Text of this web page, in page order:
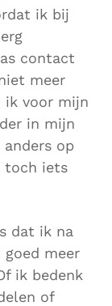
ik bij
contact
meer
ik voor mijn
in mijn
op
toch iets
dat ik na
meer
ik bedenk
of